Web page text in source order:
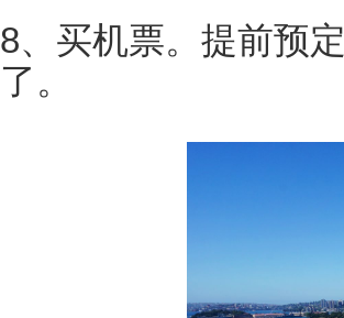
8、买机票。提前预定
了。